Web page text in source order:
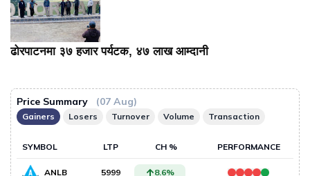
ढोरपाटनमा ३७ हजार पर्यटक, ४७ लाख आम्दानी